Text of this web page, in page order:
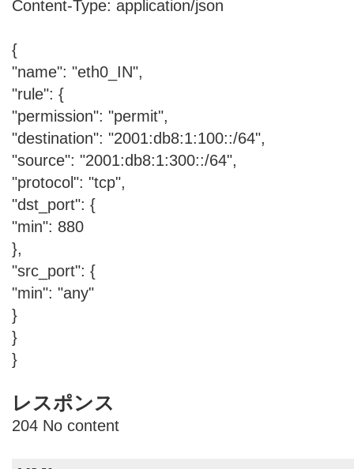
Content-Type: application/json
{
"name": "eth0_IN",
"rule": {
"permission": "permit",
"destination": "2001:db8:1:100::/64",
"source": "2001:db8:1:300::/64",
"protocol": "tcp",
"dst_port": {
"min": 880
},
"src_port": {
"min": "any"
}
}
}
レスポンス
204 No content